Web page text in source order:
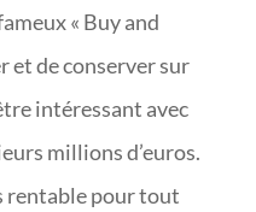
« Buy and
et de conserver sur
intéressant avec
millions d’euros.
rentable pour tout